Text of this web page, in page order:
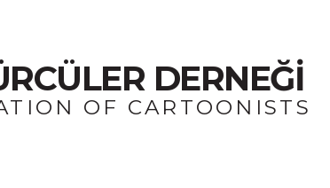
DERNEĞİ
OF CARTOONISTS